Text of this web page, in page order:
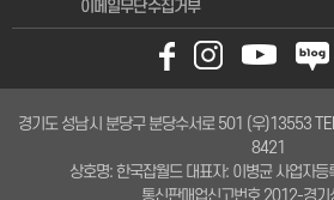
이메일무단수집거부
경기도 성남시 분당구 분당수서로 501 (우)13553
8421
상호명: 한국잡월드
대표자: 이병균 사업자
통신판매업신고번호 2012-경